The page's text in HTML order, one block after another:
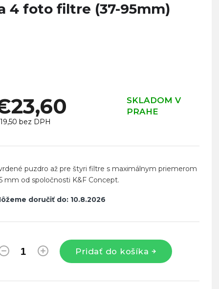
4 foto filtre (37-95mm)
SKLADOM V
PRAHE
bez DPH
doručiť do: 10.8.2026
Pridať do košíka
puzdro až pre štyri filtre s maximálnym priemerom
mm od spoločnosti K&F Concept.